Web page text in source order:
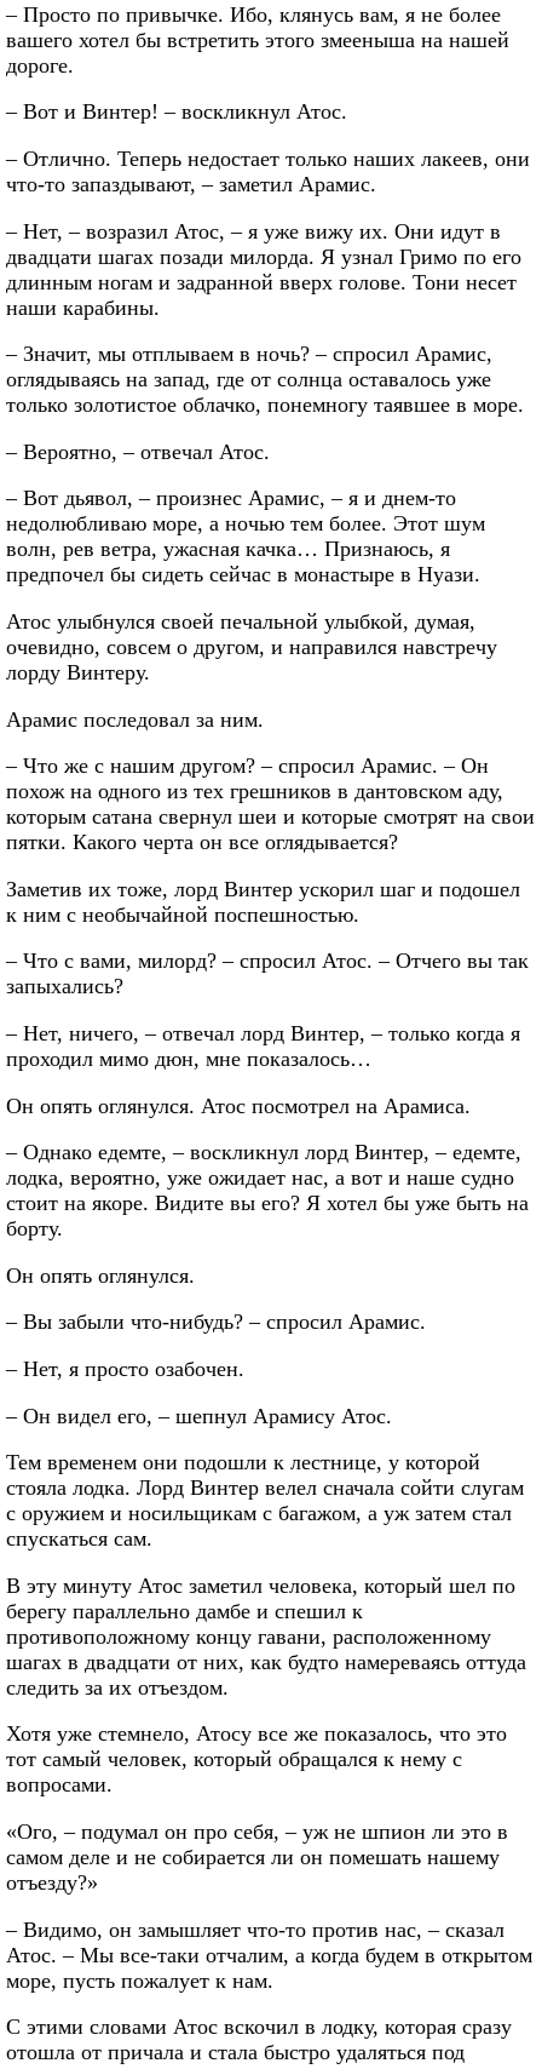
– Просто по привычке. Ибо, клянусь вам, я не более
вашего хотел бы встретить этого змееныша на нашей
дороге.
– Вот и Винтер! – воскликнул Атос.
– Отлично. Теперь недостает только наших лакеев, они
что-то запаздывают, – заметил Арамис.
– Нет, – возразил Атос, – я уже вижу их. Они идут в
двадцати шагах позади милорда. Я узнал Гримо по его
длинным ногам и задранной вверх голове. Тони несет
наши карабины.
– Значит, мы отплываем в ночь? – спросил Арамис,
оглядываясь на запад, где от солнца оставалось уже
только золотистое облачко, понемногу таявшее в море.
– Вероятно, – отвечал Атос.
– Вот дьявол, – произнес Арамис, – я и днем-то
недолюбливаю море, а ночью тем более. Этот шум
волн, рев ветра, ужасная качка… Признаюсь, я
предпочел бы сидеть сейчас в монастыре в Нуази.
Атос улыбнулся своей печальной улыбкой, думая,
очевидно, совсем о другом, и направился навстречу
лорду Винтеру.
Арамис последовал за ним.
– Что же с нашим другом? – спросил Арамис. – Он
похож на одного из тех грешников в дантовском аду,
которым сатана свернул шеи и которые смотрят на свои
пятки. Какого черта он все оглядывается?
Заметив их тоже, лорд Винтер ускорил шаг и подошел
к ним с необычайной поспешностью.
– Что с вами, милорд? – спросил Атос. – Отчего вы так
запыхались?
– Нет, ничего, – отвечал лорд Винтер, – только когда я
проходил мимо дюн, мне показалось…
Он опять оглянулся. Атос посмотрел на Арамиса.
– Однако едемте, – воскликнул лорд Винтер, – едемте,
лодка, вероятно, уже ожидает нас, а вот и наше судно
стоит на якоре. Видите вы его? Я хотел бы уже быть на
борту.
Он опять оглянулся.
– Вы забыли что-нибудь? – спросил Арамис.
– Нет, я просто озабочен.
– Он видел его, – шепнул Арамису Атос.
Тем временем они подошли к лестнице, у которой
стояла лодка. Лорд Винтер велел сначала сойти слугам
с оружием и носильщикам с багажом, а уж затем стал
спускаться сам.
В эту минуту Атос заметил человека, который шел по
берегу параллельно дамбе и спешил к
противоположному концу гавани, расположенному
шагах в двадцати от них, как будто намереваясь оттуда
следить за их отъездом.
Хотя уже стемнело, Атосу все же показалось, что это
тот самый человек, который обращался к нему с
вопросами.
«Ого, – подумал он про себя, – уж не шпион ли это в
самом деле и не собирается ли он помешать нашему
отъезду?»
– Видимо, он замышляет что-то против нас, – сказал
Атос. – Мы все-таки отчалим, а когда будем в открытом
море, пусть пожалует к нам.
С этими словами Атос вскочил в лодку, которая сразу
отошла от причала и стала быстро удаляться под